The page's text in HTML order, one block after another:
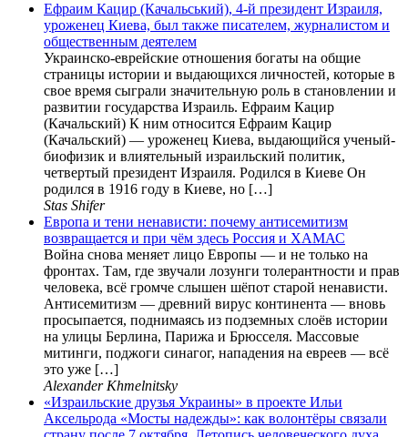
Ефраим Кацир (Качальський), 4-й президент Израиля,
уроженец Киева, был также писателем, журналистом и
общественным деятелем
Украинско-еврейские отношения богаты на общие
страницы истории и выдающихся личностей, которые в
свое время сыграли значительную роль в становлении и
развитии государства Израиль. Ефраим Кацир
(Качальский) К ним относится Ефраим Кацир
(Качальский) — уроженец Киева, выдающийся ученый-
биофизик и влиятельный израильский политик,
четвертый президент Израиля. Родился в Киеве Он
родился в 1916 году в Киеве, но […]
Stas Shifer
Европа и тени ненависти: почему антисемитизм
возвращается и при чём здесь Россия и ХАМАС
Война снова меняет лицо Европы — и не только на
фронтах. Там, где звучали лозунги толерантности и прав
человека, всё громче слышен шёпот старой ненависти.
Антисемитизм — древний вирус континента — вновь
просыпается, поднимаясь из подземных слоёв истории
на улицы Берлина, Парижа и Брюсселя. Массовые
митинги, поджоги синагог, нападения на евреев — всё
это уже […]
Alexander Khmelnitsky
«Израильские друзья Украины» в проекте Ильи
Аксельрода «Мосты надежды»: как волонтёры связали